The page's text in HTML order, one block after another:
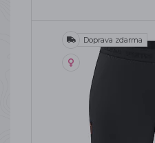
Doprava zdarma